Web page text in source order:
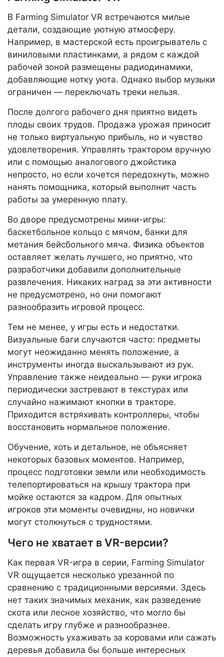
В Farming Simulator VR встречаются милые
детали, создающие уютную атмосферу.
Например, в мастерской есть проигрыватель с
виниловыми пластинками, а рядом с каждой
рабочей зоной размещены радиодинамики,
добавляющие нотку уюта. Однако выбор музыки
ограничен — переключать треки нельзя.
После долгого рабочего дня приятно видеть
плоды своих трудов. Продажа урожая приносит
не только виртуальную прибыль, но и чувство
удовлетворения. Управлять трактором вручную
или с помощью аналогового джойстика
непросто, но если хочется передохнуть, можно
нанять помощника, который выполнит часть
работы за умеренную плату.
Во дворе предусмотрены мини-игры:
баскетбольное кольцо с мячом, банки для
метания бейсбольного мяча. Физика объектов
оставляет желать лучшего, но приятно, что
разработчики добавили дополнительные
развлечения. Никаких наград за эти активности
не предусмотрено, но они помогают
разнообразить игровой процесс.
Тем не менее, у игры есть и недостатки.
Визуальные баги случаются часто: предметы
могут неожиданно менять положение, а
инструменты иногда выскальзывают из рук.
Управление также неидеально — руки игрока
периодически застревают в текстурах или
случайно нажимают кнопки в тракторе.
Приходится встряхивать контроллеры, чтобы
восстановить нормальное положение.
Обучение, хоть и детальное, не объясняет
некоторых базовых моментов. Например,
процесс подготовки земли или необходимость
телепортироваться на крышу трактора при
мойке остаются за кадром. Для опытных
игроков эти моменты очевидны, но новички
могут столкнуться с трудностями.
Чего не хватает в VR-версии?
Как первая VR-игра в серии, Farming Simulator
VR ощущается несколько урезанной по
сравнению с традиционными версиями. Здесь
нет таких значимых механик, как разведение
скота или лесное хозяйство, что могло бы
сделать игру глубже и разнообразнее.
Возможность ухаживать за коровами или сажать
деревья добавила бы больше интересных